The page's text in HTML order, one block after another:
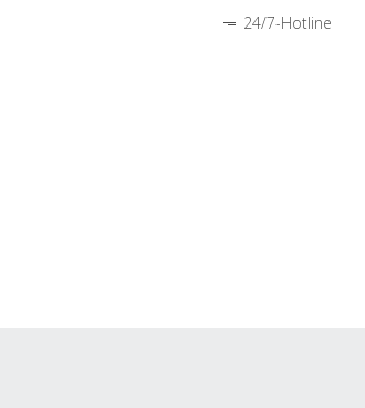
24/7-Hotline